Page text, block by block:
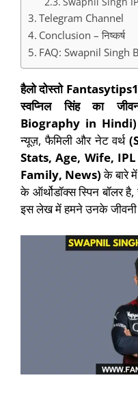
Telegram Channel
Conclusion – निष्कर्ष
FAQ: Swapnil Singh
हैलो दोस्तो
स्वप्निल सिंह
का
Biography in Hindi)
न्यूज़, फैमिली और नेट वर्थ (
Stats, Age, Wife,
Family, News)के बारे
के ऑर्थोडॉक्स स्पिन बॉलर
इस लेख में हमने उनके जीवनी